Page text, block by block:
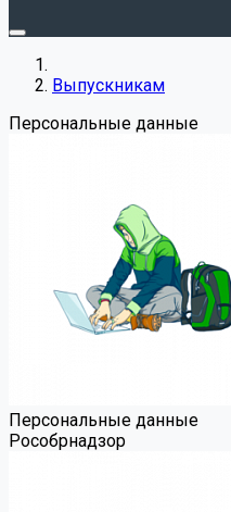
Выпускникам
Персональные данные
Персональные данные
Роcобрнадзор